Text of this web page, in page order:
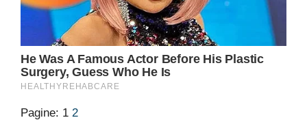
Pagine: 1 2